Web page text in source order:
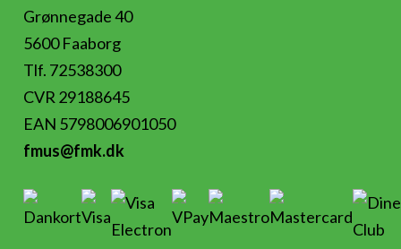
Grønnegade 40
5600 Faaborg
Tlf. 72538300
CVR 29188645
EAN 5798006901050
fmus@fmk.dk